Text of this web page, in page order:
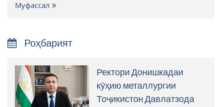
Муфассал
Роҳбарият
Ректори Донишкадаи
кӯҳию металлургии
Тоҷикистон Давлатзода